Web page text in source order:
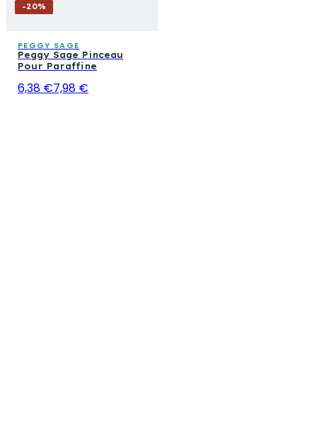
-20%
PEGGY SAGE
Peggy Sage Pinceau
Pour Paraffine
6,38 €7,98 €